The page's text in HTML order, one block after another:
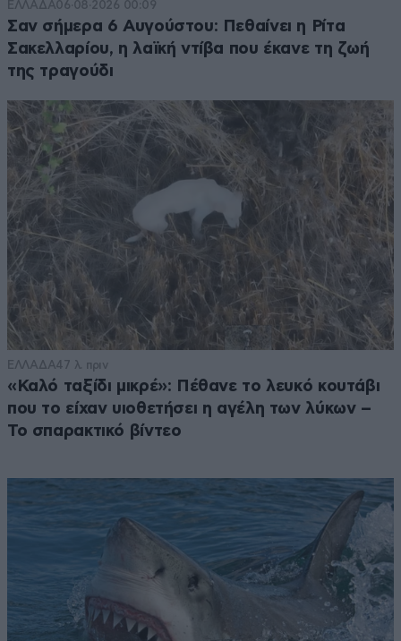
ΕΛΛΑΔΑ06·08·2026 00:09
Σαν σήμερα 6 Αυγούστου: Πεθαίνει η Ρίτα
Σακελλαρίου, η λαϊκή ντίβα που έκανε τη ζωή
της τραγούδι
ΕΛΛΑΔΑ47 λ. πριν
«Καλό ταξίδι μικρέ»: Πέθανε το λευκό κουτάβι
που το είχαν υιοθετήσει η αγέλη των λύκων –
Το σπαρακτικό βίντεο